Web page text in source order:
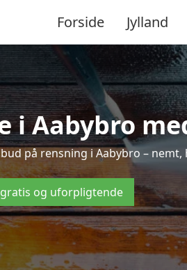
Forside Jylland
i Aabybro
på rensning i Aabybro –
og uforpligtende